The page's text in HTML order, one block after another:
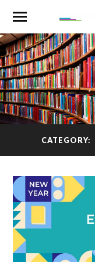
CATEGORY: